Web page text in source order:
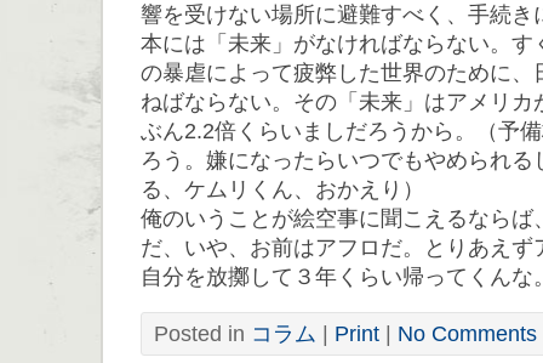
響を受けない場所に避難すべく、手続き
本には「未来」がなければならない。す
の暴虐によって疲弊した世界のために、
ねばならない。その「未来」はアメリカ
ぶん2.2倍くらいましだろうから。（予
ろう。嫌になったらいつでもやめられ
る、ケムリくん、おかえり）
俺のいうことが絵空事に聞こえるならば
だ、いや、お前はアフロだ。とりあえず
自分を放擲して３年くらい帰ってくんな
Posted in コラム Print No Comments